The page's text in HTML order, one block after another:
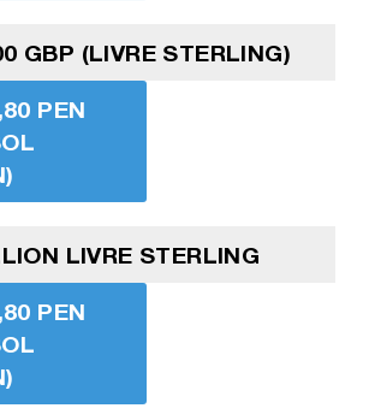
GBP (LIVRE STERLING)
PEN
LIVRE STERLING
PEN